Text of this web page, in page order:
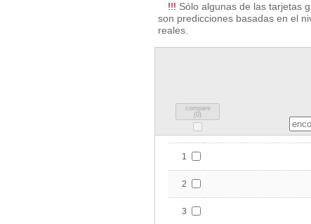
!!! Sólo algunas de las tarjetas
son predicciones basadas en el
reales.
compare
(0)
1
2
3